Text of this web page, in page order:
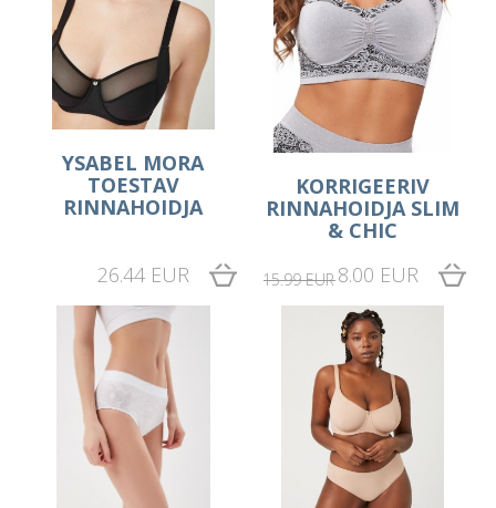
YSABEL MORA
TOESTAV
RINNAHOIDJA
26.44 EUR
KORRIGEERIV
RINNAHOIDJA SLIM
& CHIC
15.99 EUR8.00 EUR